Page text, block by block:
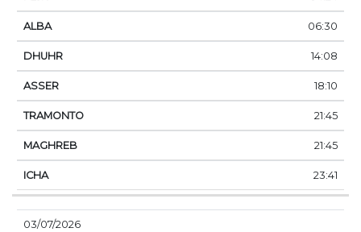
06:30
14:08
18:10
21:45
21:45
23:41
03/07/2026